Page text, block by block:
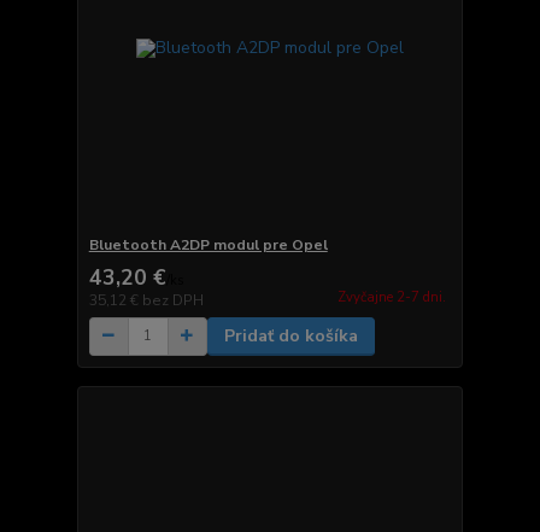
Bluetooth A2DP modul pre Opel
43,20 €
35,12 € bez DPH Zvyčajne 2-7 dni.
Pridať do košíka